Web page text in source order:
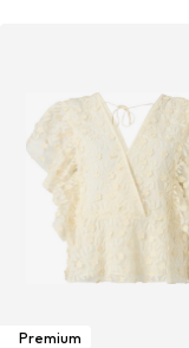
Premium